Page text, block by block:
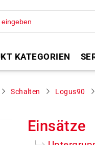
KATEGORIEN
Schalten Logus90
Einsätze